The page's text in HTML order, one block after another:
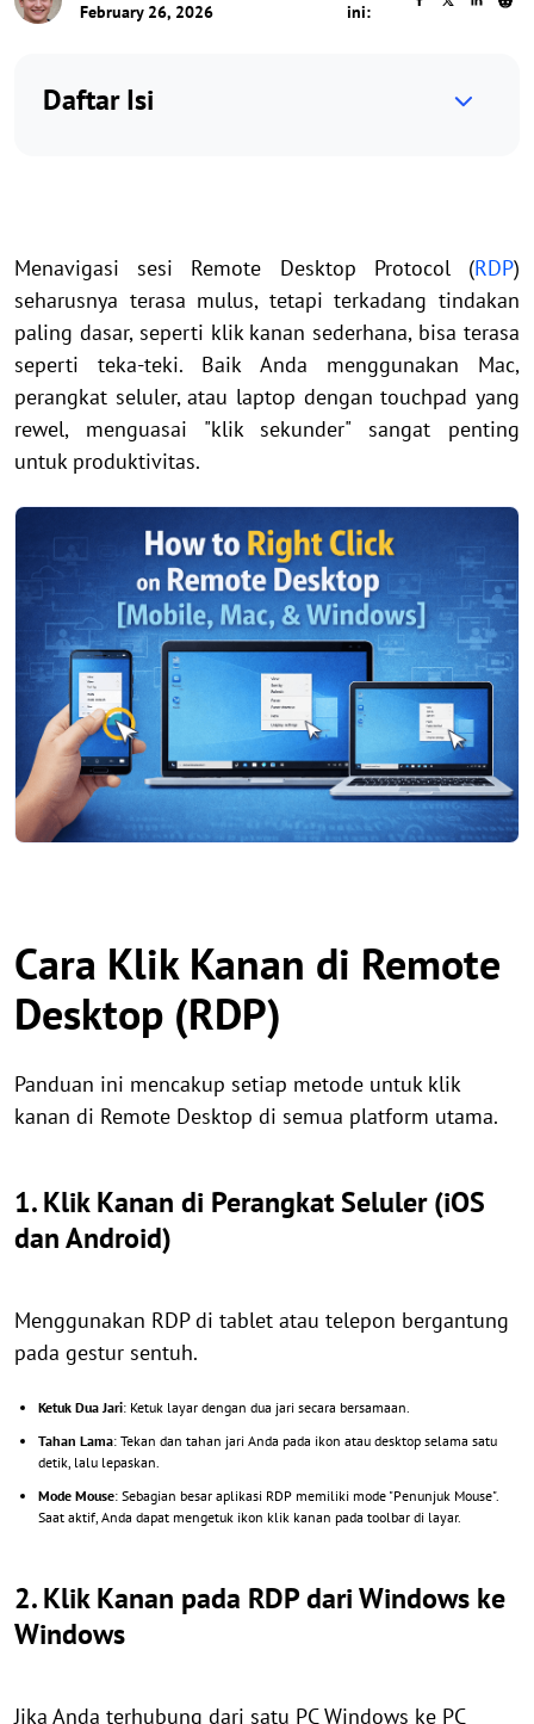
February 26, 2026
ini:
Daftar Isi
Menavigasi sesi Remote Desktop Protocol (RDP)
seharusnya terasa mulus, tetapi terkadang tindakan
paling dasar, seperti klik kanan sederhana, bisa terasa
seperti teka-teki. Baik Anda menggunakan Mac,
perangkat seluler, atau laptop dengan touchpad yang
rewel, menguasai "klik sekunder" sangat penting
untuk produktivitas.
Cara Klik Kanan di Remote
Desktop (RDP)
Panduan ini mencakup setiap metode untuk klik
kanan di Remote Desktop di semua platform utama.
1. Klik Kanan di Perangkat Seluler (iOS
dan Android)
Menggunakan RDP di tablet atau telepon bergantung
pada gestur sentuh.
Ketuk Dua Jari: Ketuk layar dengan dua jari secara bersamaan.
Tahan Lama: Tekan dan tahan jari Anda pada ikon atau desktop selama satu
detik, lalu lepaskan.
Mode Mouse: Sebagian besar aplikasi RDP memiliki mode "Penunjuk Mouse".
Saat aktif, Anda dapat mengetuk ikon klik kanan pada toolbar di layar.
2. Klik Kanan pada RDP dari Windows ke
Windows
Jika Anda terhubung dari satu PC Windows ke PC